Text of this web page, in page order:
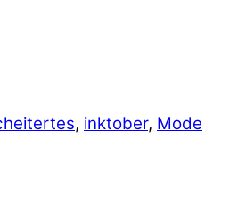
, inktober, Mode